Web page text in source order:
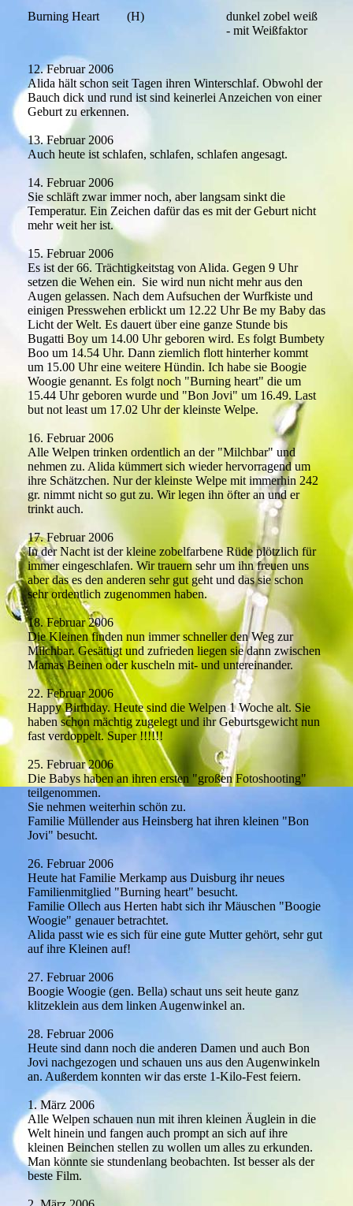
Burning Heart (H)
dunkel zobel weiß
- mit Weißfaktor
12. Februar 2006
Alida hält schon seit Tagen ihren Winterschlaf. Obwohl der
Bauch dick und rund ist sind keinerlei Anzeichen von einer
Geburt zu erkennen.
13. Februar 2006
Auch heute ist schlafen, schlafen, schlafen angesagt.
14. Februar 2006
Sie schläft zwar immer noch, aber langsam sinkt die
Temperatur. Ein Zeichen dafür das es mit der Geburt nicht
mehr weit her ist.
15. Februar 2006
Es ist der 66. Trächtigkeitstag von Alida. Gegen 9 Uhr
setzen die Wehen ein. Sie wird nun nicht mehr aus den
Augen gelassen. Nach dem Aufsuchen der Wurfkiste und
einigen Presswehen erblickt um 12.22 Uhr Be my Baby das
Licht der Welt. Es dauert über eine ganze Stunde bis
Bugatti Boy um 14.00 Uhr geboren wird. Es folgt Bumbety
Boo um 14.54 Uhr. Dann ziemlich flott hinterher kommt
um 15.00 Uhr eine weitere Hündin. Ich habe sie Boogie
Woogie genannt. Es folgt noch "Burning heart" die um
15.44 Uhr geboren wurde und "Bon Jovi" um 16.49. Last
but not least um 17.02 Uhr der kleinste Welpe.
16. Februar 2006
Alle Welpen trinken ordentlich an der "Milchbar" und
nehmen zu. Alida kümmert sich wieder hervorragend um
ihre Schätzchen. Nur der kleinste Welpe mit immerhin 242
gr. nimmt nicht so gut zu. Wir legen ihn öfter an und er
trinkt auch.
17. Februar 2006
In der Nacht ist der kleine zobelfarbene Rüde plötzlich für
immer eingeschlafen. Wir trauern sehr um ihn freuen uns
aber das es den anderen sehr gut geht und das sie schon
sehr ordentlich zugenommen haben.
18. Februar 2006
Die Kleinen finden nun immer schneller den Weg zur
Milchbar. Gesättigt und zufrieden liegen sie dann zwischen
Mamas Beinen oder kuscheln mit- und untereinander.
22. Februar 2006
Happy Birthday. Heute sind die Welpen 1 Woche alt. Sie
haben schon mächtig zugelegt und ihr Geburtsgewicht nun
fast verdoppelt. Super !!!!!!
25. Februar 2006
Die Babys haben an ihren ersten "großen Fotoshooting"
teilgenommen.
Sie nehmen weiterhin schön zu.
Familie Müllender aus Heinsberg hat ihren kleinen "Bon
Jovi" besucht.
26. Februar 2006
Heute hat Familie Merkamp aus Duisburg ihr neues
Familienmitglied "Burning heart" besucht.
Familie Ollech aus Herten habt sich ihr Mäuschen "Boogie
Woogie" genauer betrachtet.
Alida passt wie es sich für eine gute Mutter gehört, sehr gut
auf ihre Kleinen auf!
27. Februar 2006
Boogie Woogie (gen. Bella) schaut uns seit heute ganz
klitzeklein aus dem linken Augenwinkel an.
28. Februar 2006
Heute sind dann noch die anderen Damen und auch Bon
Jovi nachgezogen und schauen uns aus den Augenwinkeln
an. Außerdem konnten wir das erste 1-Kilo-Fest feiern.
1. März 2006
Alle Welpen schauen nun mit ihren kleinen Äuglein in die
Welt hinein und fangen auch prompt an sich auf ihre
kleinen Beinchen stellen zu wollen um alles zu erkunden.
Man könnte sie stundenlang beobachten. Ist besser als der
beste Film.